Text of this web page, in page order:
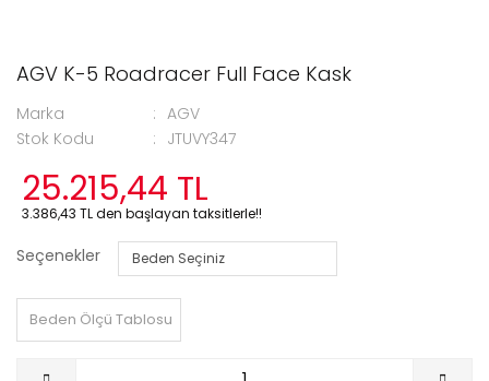
AGV K-5 Roadracer Full Face Kask
Marka
AGV
Stok Kodu
JTUVY347
25.215,44 TL
3.386,43 TL den başlayan taksitlerle!!
Seçenekler
Beden Ölçü Tablosu